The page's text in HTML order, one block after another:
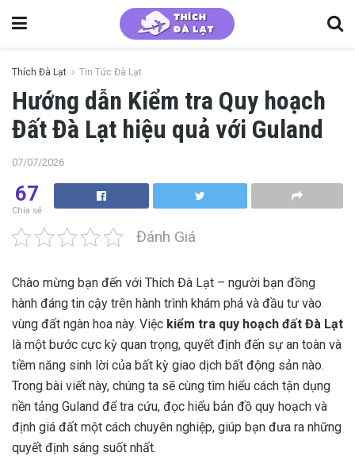
Thích Đà Lạt Tin Tức Đà Lạt
Hướng dẫn Kiểm tra Quy hoạch
Đất Đà Lạt hiệu quả với Guland
07/07/2026
67
Chia sẻ
Đánh Giá
Chào mừng bạn đến với Thích Đà Lạt – người bạn đồng
hành đáng tin cậy trên hành trình khám phá và đầu tư vào
vùng đất ngàn hoa này. Việc kiểm tra quy hoạch đất Đà Lạt
là một bước cực kỳ quan trọng, quyết định đến sự an toàn và
tiềm năng sinh lời của bất kỳ giao dịch bất động sản nào.
Trong bài viết này, chúng ta sẽ cùng tìm hiểu cách tận dụng
nền tảng Guland để tra cứu, đọc hiểu bản đồ quy hoạch và
định giá đất một cách chuyên nghiệp, giúp bạn đưa ra những
quyết định sáng suốt nhất.